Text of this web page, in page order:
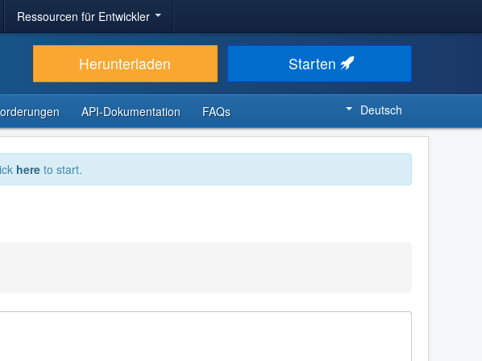
Ressourcen für Entwickler
Herunterladen Starten
API-Dokumentation FAQs Deutsch
here to start.